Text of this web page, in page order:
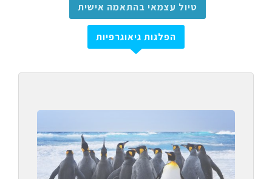
טיול עצמאי בהתאמה אישית
הפלגות גיאוגרפיות